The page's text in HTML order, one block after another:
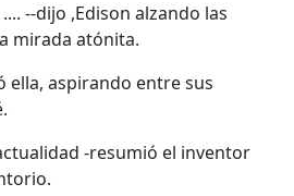
--dijo ,Edison alzando las
mirada atónita.
ella, aspirando entre sus
-resumió el inventor